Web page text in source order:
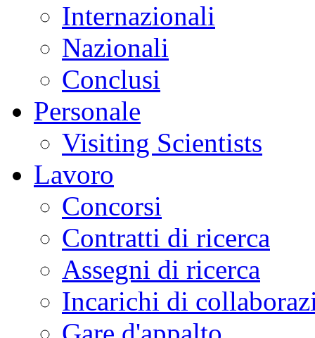
Internazionali
Nazionali
Conclusi
Personale
Visiting Scientists
Lavoro
Concorsi
Contratti di ricerca
Assegni di ricerca
Incarichi di